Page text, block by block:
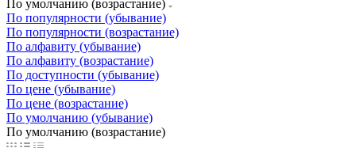
По умолчанию (возрастание)
По популярности (убывание)
По популярности (возрастание)
По алфавиту (убывание)
По алфавиту (возрастание)
По доступности (убывание)
По цене (убывание)
По цене (возрастание)
По умолчанию (убывание)
По умолчанию (возрастание)